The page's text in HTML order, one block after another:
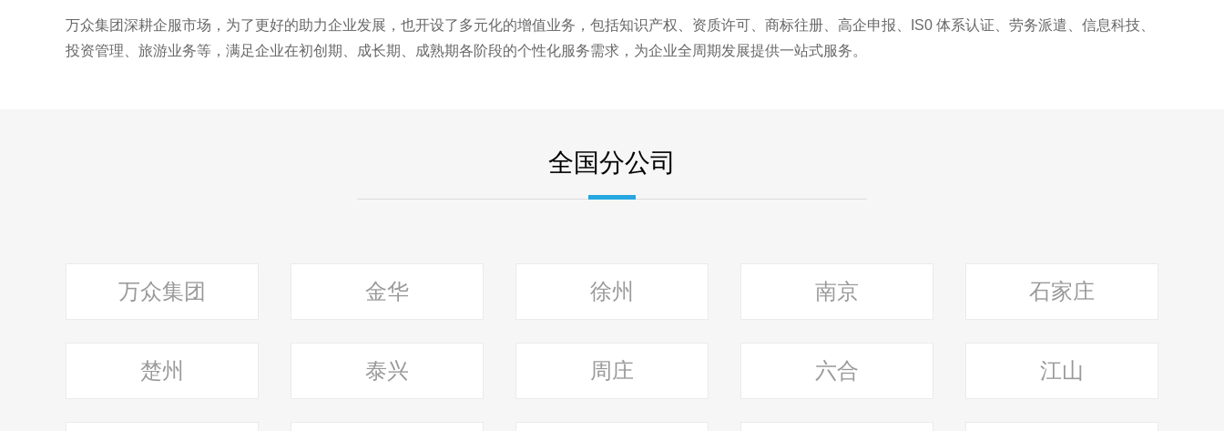
万众集团深耕企服市场，为了更好的助力企业发展，也开设了多元化的增值业务，包括知识产权、资质许可、商标往册、高企申报、IS0 体系认证、劳务派遣、信息科技、
投资管理、旅游业务等，满足企业在初创期、成长期、成熟期各阶段的个性化服务需求，为企业全周期发展提供一站式服务。
全国分公司
万众集团 金华 徐州 南京 石家庄
楚州 泰兴 周庄 六合 江山